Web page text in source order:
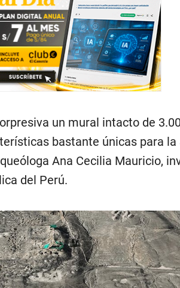
un mural intacto de
bastante únicas para la
Ana Cecilia Mauricio,
del Perú.